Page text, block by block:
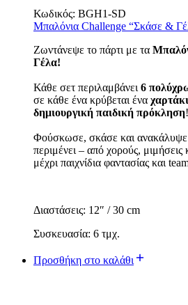
Κωδικός: BGH1-SD
Μπαλόνια Challenge “Σκάσε &
Ζωντάνεψε το πάρτι με τα
Γέλα!
Κάθε σετ περιλαμβάνει 6
σε κάθε ένα κρύβεται ένα
δημιουργική παιδική πρόκληση!
Φούσκωσε, σκάσε και ανακάλυψε
περιμένει – από χορούς, μιμήσεις
μέχρι παιχνίδια φαντασίας και
Διαστάσεις: 12″ / 30 cm
Συσκευασία: 6 τμχ.
Προσθήκη στο καλάθι